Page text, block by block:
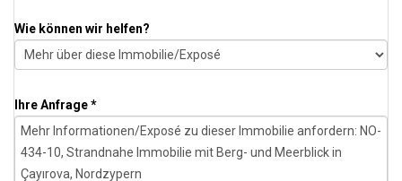
Wie können wir helfen?
Ihre Anfrage *